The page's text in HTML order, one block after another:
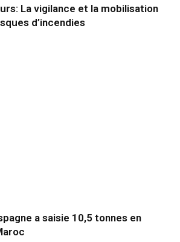
La vigilance et la mobilisation
d’incendies
a saisie 10,5 tonnes en